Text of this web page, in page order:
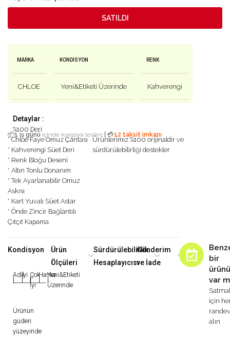
SATILDI
MARKA
CHLOE
KONDISYON
Yeni&Etiketi Üzerinde
RENK
Kahverengi
Detaylar :
%100 Deri
📦1 iş günü içinde kargoya teslim 💳12 taksit imkanı
* Chloe Faye Omuz Çantası
* Kahverengi Süet Deri
* Renk Bloğu Deseni
* Altın Tonlu Donanım
* Tek Ayarlanabilir Omuz
Askısı
* Kart Yuvalı Süet Astar
* Önde Zincir Bağlantılı
Çıtçıt Kapama
Ürünlerimiz %100 orijinaldir ve
sürdürülebilirliği destekler
Kondisyon
Adilİyi
|
Çok
İyi
Harika
|
Yeni&Etiketi
Üzerinde
Ürünün
güderi
yüzeyinde
Ürün
Ölçüleri
Sürdürülebilirlik
Hesaplayıcısı
Gönderim
ve İade
bir
var
için
alın